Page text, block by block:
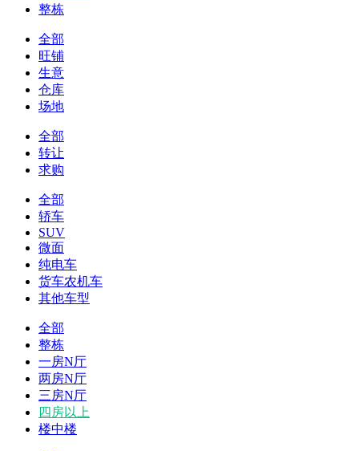
整栋
全部
旺铺
生意
仓库
场地
全部
转让
求购
全部
轿车
SUV
微面
纯电车
货车农机车
其他车型
全部
整栋
一房N厅
两房N厅
三房N厅
四房以上
楼中楼